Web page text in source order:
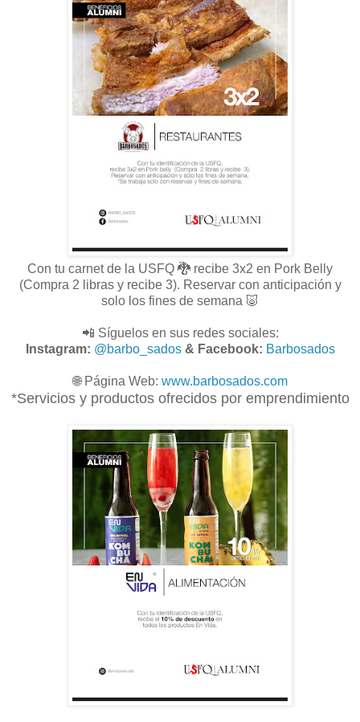
Con tu carnet de la USFQ 🐉 recibe 3x2 en Pork Belly
(Compra 2 libras y recibe 3). Reservar con anticipación y
solo los fines de semana 🐷
📲 Síguelos en sus redes sociales:
Instagram: @barbo_sados& Facebook: Barbosados
🌐 Página Web: www.barbosados.com
*Servicios y productos ofrecidos por emprendimiento